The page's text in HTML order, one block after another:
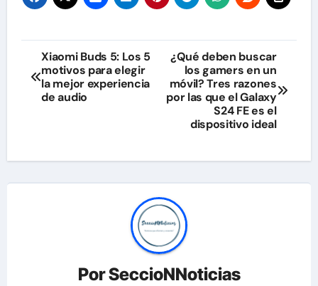
Navegación
de
Xiaomi Buds 5: Los 5
motivos para elegir
la mejor experiencia
de audio
¿Qué deben buscar
los gamers en un
móvil? Tres razones
por las que el Galaxy
S24 FE es el
dispositivo ideal
PorSeccioNNoticias